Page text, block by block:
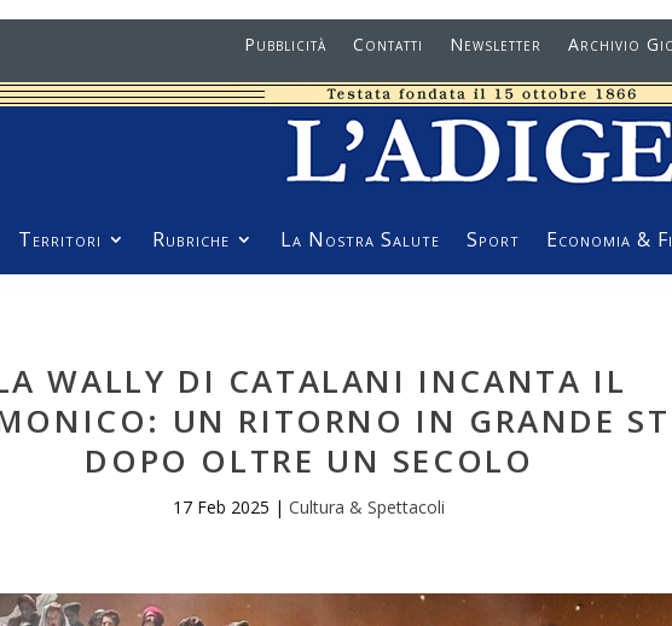
Pubblicità Contatti Newsletter Archivio
Territori Rubriche La Nostra Salute Sport Economia &
WALLY DI CATALANI INCANTA IL
UN RITORNO IN GRANDE
DOPO OLTRE UN SECOLO
17 Feb 2025 |Cultura & Spettacoli